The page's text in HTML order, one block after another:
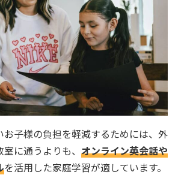
お子様の負担を軽減するためには、外
に通うよりも、 オンライン英会話や
を活用した家庭学習が適しています。